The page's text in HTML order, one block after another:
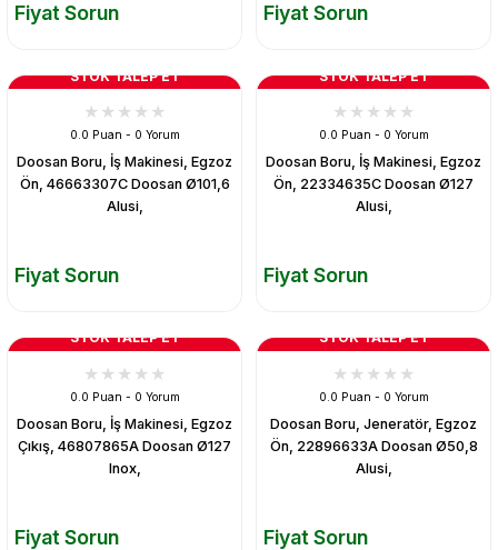
Fiyat Sorun Fiyat Sorun
STOK TALEP ET
0.0 Puan - 0 Yorum
Doosan Boru, İş Makinesi, Egzoz
Ön, 46663307C Doosan Ø101,6
Alusi,
Fiyat Sorun
STOK TALEP ET
0.0 Puan - 0 Yorum
Doosan Boru, İş Makinesi, Egzoz
Ön, 22334635C Doosan Ø127
Alusi,
Fiyat Sorun
STOK TALEP ET
0.0 Puan - 0 Yorum
Doosan Boru, İş Makinesi, Egzoz
Çıkış, 46807865A Doosan Ø127
Inox,
Fiyat Sorun
STOK TALEP ET
0.0 Puan - 0 Yorum
Doosan Boru, Jeneratör, Egzoz
Ön, 22896633A Doosan Ø50,8
Alusi,
Fiyat Sorun